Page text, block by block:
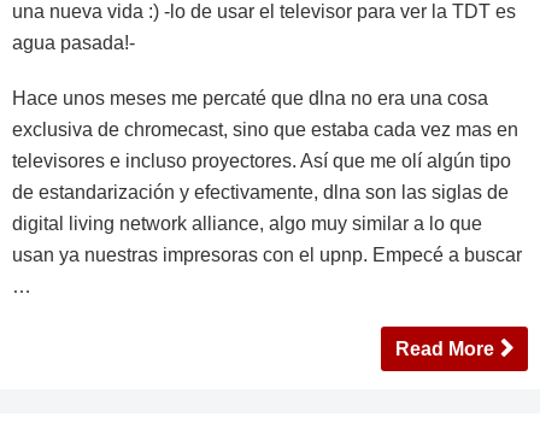
una nueva vida :) -lo de usar el televisor para ver la TDT es
agua pasada!-
Hace unos meses me percaté que dlna no era una cosa
exclusiva de chromecast, sino que estaba cada vez mas en
televisores e incluso proyectores. Así que me olí algún tipo
de estandarización y efectivamente, dlna son las siglas de
digital living network alliance, algo muy similar a lo que
usan ya nuestras impresoras con el upnp. Empecé a buscar
…
Read More